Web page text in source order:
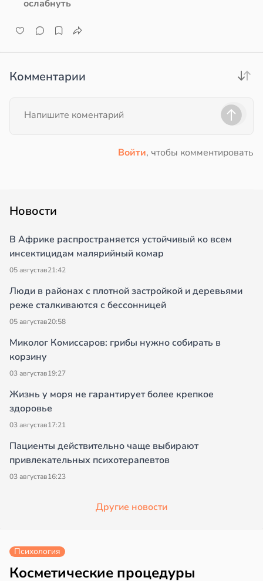
ослабнуть
Комментарии
Войти, чтобы комментировать
Новости
В Африке распространяется устойчивый ко всем
инсектицидам малярийный комар
05 августав21:42
Люди в районах с плотной застройкой и деревьями
реже сталкиваются с бессонницей
05 августав20:58
Миколог Комиссаров: грибы нужно собирать в
корзину
03 августав19:27
Жизнь у моря не гарантирует более крепкое
здоровье
03 августав17:21
Пациенты действительно чаще выбирают
привлекательных психотерапевтов
03 августав16:23
Другие новости
Психология
Косметические процедуры